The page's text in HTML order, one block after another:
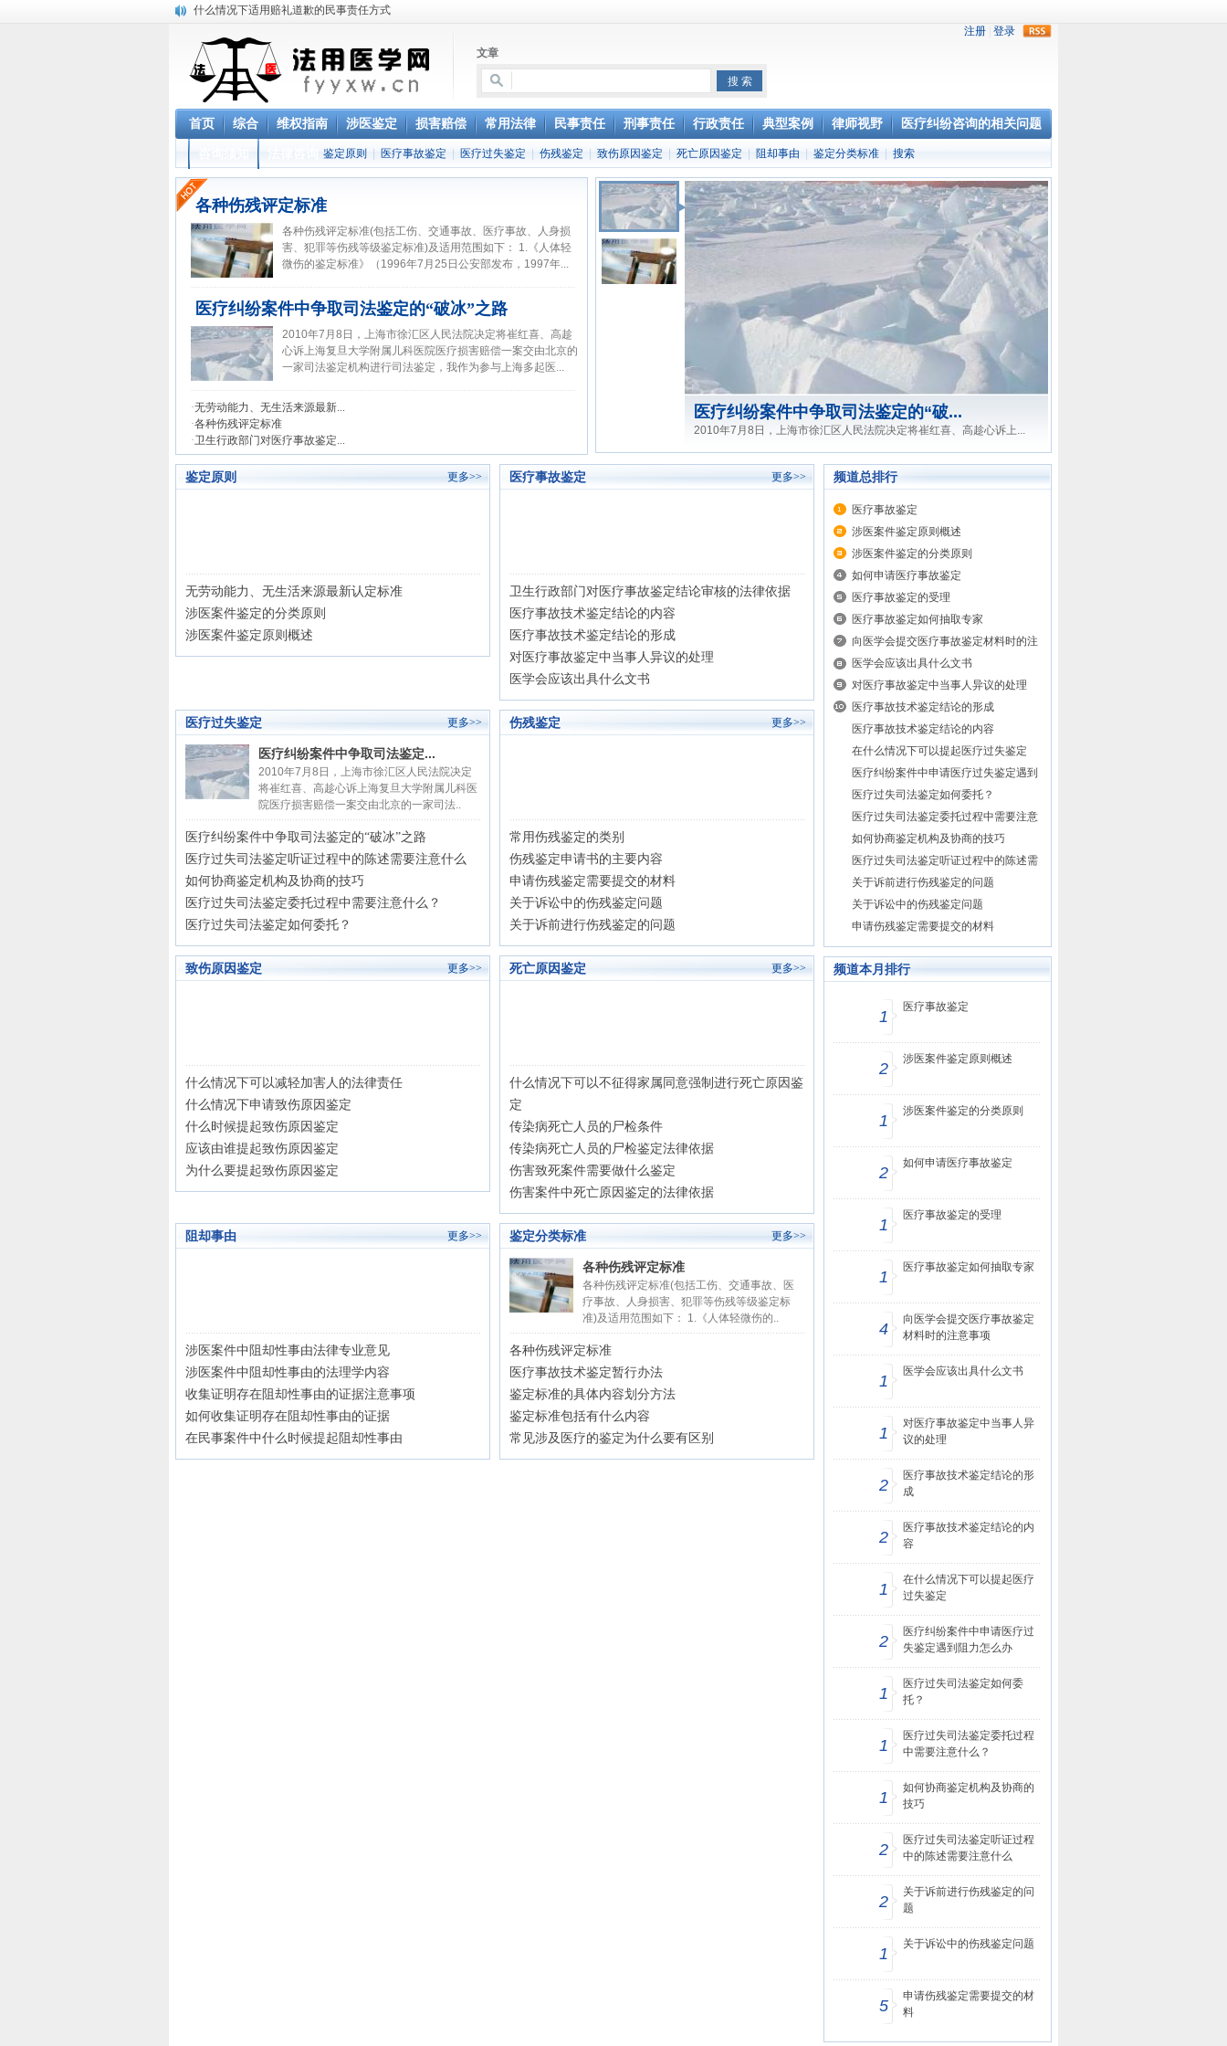
什么情况下适用赔礼道歉的民事责任方式
医疗纠纷法用医学概况研究
伤害案件中法用医学的难题研究
医疗纠纷案件中的难题研究
医疗纠纷案件可以选择依据什么法律主张民事权利
涉及医疗纠纷的刑事案件中的刑法规定
“未查先知”CT结果，病历被指造假
江西省高级人民法院《关于审理医疗损害赔偿纠纷案件若干问题的指导意见（试行）》
法用医学的现状
文章
首页 综合 维权指南 涉医鉴定 损害赔偿 常用法律 民事责任 刑事责任 行政责任 典型案例 律师视野 医疗纠纷咨询的相关问题
鉴定原则 医疗事故鉴定 医疗过失鉴定 伤残鉴定 致伤原因鉴定 死亡原因鉴定 阻却事由 鉴定分类标准 搜索
各种伤残评定标准
各种伤残评定标准(包括工伤、交通事故、医疗事故、人身损
害、犯罪等伤残等级鉴定标准)及适用范围如下： 1.《人体轻
微伤的鉴定标准》（1996年7月25日公安部发布，1997年...
医疗纠纷案件中争取司法鉴定的“破冰”之路
2010年7月8日，上海市徐汇区人民法院决定将崔红喜、高趁
心诉上海复旦大学附属儿科医院医疗损害赔偿一案交由北京的
一家司法鉴定机构进行司法鉴定，我作为参与上海多起医...
·无劳动能力、无生活来源最新...
·各种伤残评定标准
·卫生行政部门对医疗事故鉴定...
各种伤残评定标准
各种伤残评定标准(包括工伤、交通事故、医疗事故、人身损害、犯...
鉴定原则 更多>>
无劳动能力、无生活来源最新认定标准
涉医案件鉴定的分类原则
涉医案件鉴定原则概述
医疗事故鉴定 更多>>
卫生行政部门对医疗事故鉴定结论审核的法律依据
医疗事故技术鉴定结论的内容
医疗事故技术鉴定结论的形成
对医疗事故鉴定中当事人异议的处理
医学会应该出具什么文书
医疗过失鉴定 更多>>
医疗纠纷案件中争取司法鉴定...
2010年7月8日，上海市徐汇区人民法院决定
将崔红喜、高趁心诉上海复旦大学附属儿科医
院医疗损害赔偿一案交由北京的一家司法..
医疗纠纷案件中争取司法鉴定的“破冰”之路
医疗过失司法鉴定听证过程中的陈述需要注意什么
如何协商鉴定机构及协商的技巧
医疗过失司法鉴定委托过程中需要注意什么？
医疗过失司法鉴定如何委托？
伤残鉴定 更多>>
常用伤残鉴定的类别
伤残鉴定申请书的主要内容
申请伤残鉴定需要提交的材料
关于诉讼中的伤残鉴定问题
关于诉前进行伤残鉴定的问题
致伤原因鉴定 更多>>
什么情况下可以减轻加害人的法律责任
什么情况下申请致伤原因鉴定
什么时候提起致伤原因鉴定
应该由谁提起致伤原因鉴定
为什么要提起致伤原因鉴定
死亡原因鉴定 更多>>
什么情况下可以不征得家属同意强制进行死亡原因鉴
定
传染病死亡人员的尸检条件
传染病死亡人员的尸检鉴定法律依据
伤害致死案件需要做什么鉴定
伤害案件中死亡原因鉴定的法律依据
阻却事由 更多>>
涉医案件中阻却性事由法律专业意见
涉医案件中阻却性事由的法理学内容
收集证明存在阻却性事由的证据注意事项
如何收集证明存在阻却性事由的证据
在民事案件中什么时候提起阻却性事由
鉴定分类标准 更多>>
各种伤残评定标准
各种伤残评定标准(包括工伤、交通事故、医
疗事故、人身损害、犯罪等伤残等级鉴定标
准)及适用范围如下： 1.《人体轻微伤的..
各种伤残评定标准
医疗事故技术鉴定暂行办法
鉴定标准的具体内容划分方法
鉴定标准包括有什么内容
常见涉及医疗的鉴定为什么要有区别
频道总排行
医疗事故鉴定
涉医案件鉴定原则概述
涉医案件鉴定的分类原则
如何申请医疗事故鉴定
医疗事故鉴定的受理
医疗事故鉴定如何抽取专家
向医学会提交医疗事故鉴定材料时的注
意事项
医学会应该出具什么文书
对医疗事故鉴定中当事人异议的处理
医疗事故技术鉴定结论的形成
医疗事故技术鉴定结论的内容
在什么情况下可以提起医疗过失鉴定
医疗纠纷案件中申请医疗过失鉴定遇到
阻力怎么办
医疗过失司法鉴定如何委托？
医疗过失司法鉴定委托过程中需要注意
什么？
如何协商鉴定机构及协商的技巧
医疗过失司法鉴定听证过程中的陈述需
要注意什么
关于诉前进行伤残鉴定的问题
关于诉讼中的伤残鉴定问题
申请伤残鉴定需要提交的材料
频道本月排行
1
医疗事故鉴定
2
涉医案件鉴定原则概述
1
涉医案件鉴定的分类原则
2
如何申请医疗事故鉴定
1
医疗事故鉴定的受理
1
医疗事故鉴定如何抽取专家
4
向医学会提交医疗事故鉴定
材料时的注意事项
1
医学会应该出具什么文书
1
对医疗事故鉴定中当事人异
议的处理
2
医疗事故技术鉴定结论的形
成
2
医疗事故技术鉴定结论的内
容
1
在什么情况下可以提起医疗
过失鉴定
2
医疗纠纷案件中申请医疗过
失鉴定遇到阻力怎么办
1
医疗过失司法鉴定如何委
托？
1
医疗过失司法鉴定委托过程
中需要注意什么？
1
如何协商鉴定机构及协商的
技巧
2
医疗过失司法鉴定听证过程
中的陈述需要注意什么
2
关于诉前进行伤残鉴定的问
题
1
关于诉讼中的伤残鉴定问题
5
申请伤残鉴定需要提交的材
料